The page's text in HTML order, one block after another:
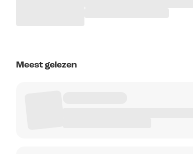
Meest gelezen